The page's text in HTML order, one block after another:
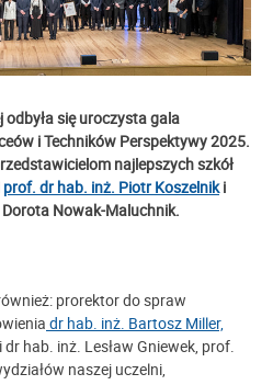
się uroczysta gala
i Techników Perspektywy 2025.
najlepszych szkół
prof. dr hab. inż. Piotr Koszelniki
Nowak-Maluchnik.
prorektor do spraw
dr hab. inż. Bartosz Miller,
dr hab. inż. Lesław Gniewek, prof.
naszej uczelni,